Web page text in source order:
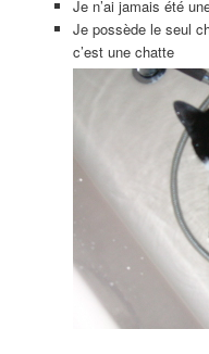
Je n’ai jamais été
Je possède le seul
c’est une chatte